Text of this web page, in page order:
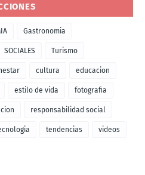
Gastronomia
SOCIALES Turismo
cultura educacion
estilo de vida fotografia
responsabilidad social
tendencias videos